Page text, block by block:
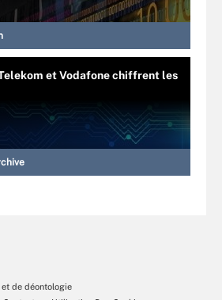
et Vodafone chiffrent les
et de déontologie